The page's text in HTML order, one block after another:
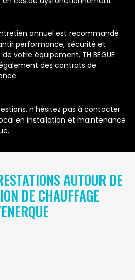
annuel est recommandé
performance, sécurité et
votre équipement. TH BEGUE
des contrats de
n’hésitez pas à contacter
en installation et maintenance
AUTOUR DE
DE CHAUFFAGE